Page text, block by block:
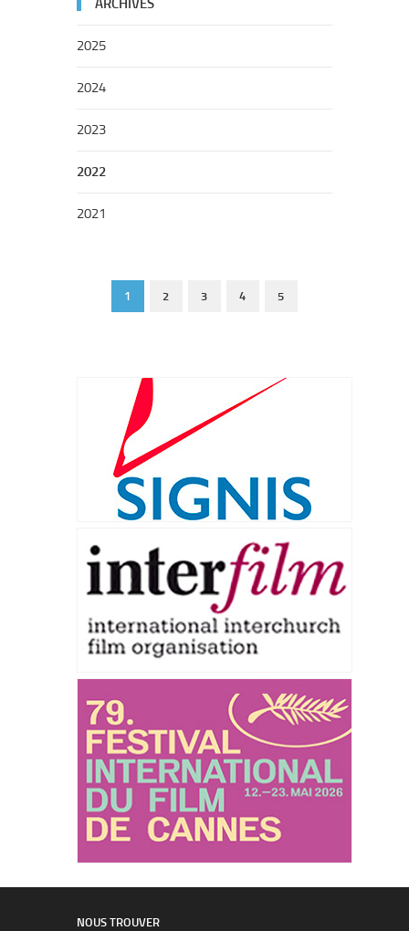
ARCHIVES
2025
2024
2023
2022
2021
1 2 3 4 5
NOUS TROUVER